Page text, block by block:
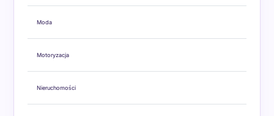
Moda
Motoryzacja
Nieruchomości